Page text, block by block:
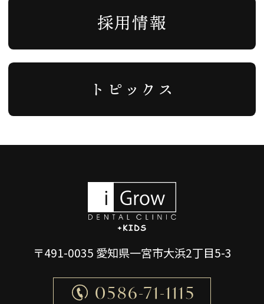
採用情報
トピックス
〒491-0035 愛知県一宮市大浜2丁目5-3
0586-71-1115